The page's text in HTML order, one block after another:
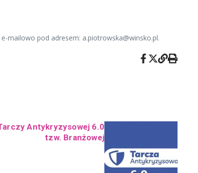
mailowo pod adresem: a.piotrowska@winsko.pl.
Antykryzysowej 6.0
tzw. Branżowej